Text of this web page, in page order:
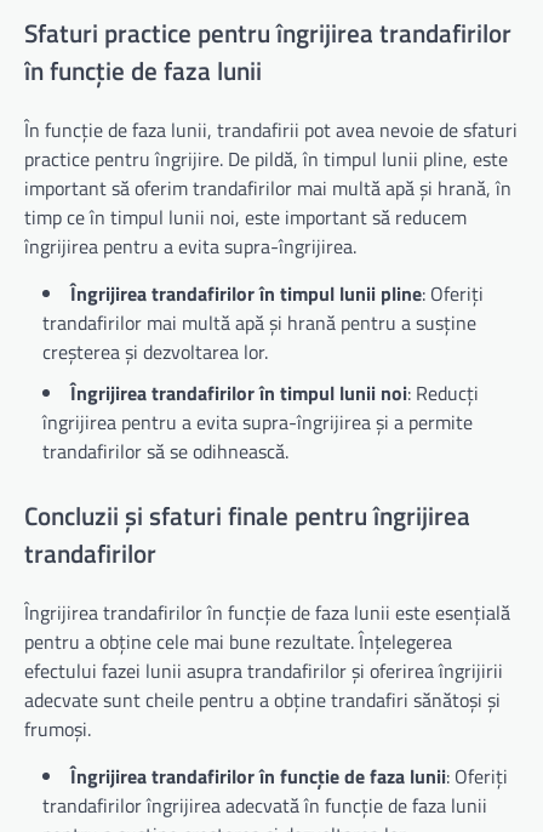
Sfaturi practice pentru îngrijirea trandafirilor
în funcție de faza lunii
În funcție de faza lunii, trandafirii pot avea nevoie de sfaturi
practice pentru îngrijire. De pildă, în timpul lunii pline, este
important să oferim trandafirilor mai multă apă și hrană, în
timp ce în timpul lunii noi, este important să reducem
îngrijirea pentru a evita supra-îngrijirea.
Îngrijirea trandafirilor în timpul lunii pline: Oferiți
trandafirilor mai multă apă și hrană pentru a susține
creșterea și dezvoltarea lor.
Îngrijirea trandafirilor în timpul lunii noi: Reducți
îngrijirea pentru a evita supra-îngrijirea și a permite
trandafirilor să se odihnească.
Concluzii și sfaturi finale pentru îngrijirea
trandafirilor
Îngrijirea trandafirilor în funcție de faza lunii este esențială
pentru a obține cele mai bune rezultate. Înțelegerea
efectului fazei lunii asupra trandafirilor și oferirea îngrijirii
adecvate sunt cheile pentru a obține trandafiri sănătoși și
frumoși.
Îngrijirea trandafirilor în funcție de faza lunii: Oferiți
trandafirilor îngrijirea adecvată în funcție de faza lunii